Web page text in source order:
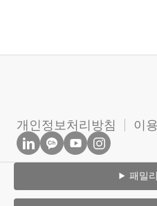
개인정보처리방침 이
패밀